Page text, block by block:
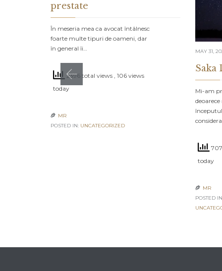
prestate
În meseria mea ca avocat întâlnesc
foarte multe tipuri de oameni, dar
în general îi…
2396 total views , 106 views
today
 MR
POSTED IN: UNCATEGORIZED
MAY 31,
Saka
Mi-am
today
 MR
POSTED